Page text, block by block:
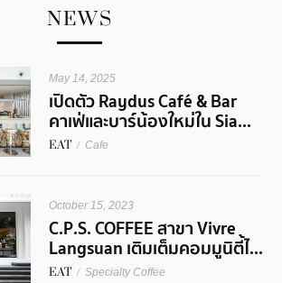
NEWS
May 14, 2025
เปิดตัว Raydus Café & Bar
คาเฟ่และบาร์น้องใหม่ใน Sia...
EAT / Cafe
October 15, 2023
C.P.S. COFFEE สาขา Vivre
Langsuan เติมเต็มคอมมูนิตี้ไ...
EAT / Specialty Coffee